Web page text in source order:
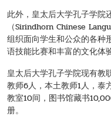
此外，皇太后大学孔子学院
（Sirindhorn Chinese
组织面向学生和公众的各种
语技能比赛和丰富的文化体
皇太后大学孔子学院现有教
教师6人，本土教师1人，泰
教室10间，图书馆藏书
册。